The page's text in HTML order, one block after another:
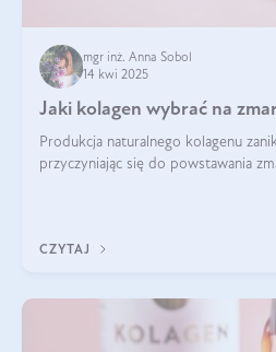
mgr inż. Anna Sobol
14 kwi 2025
Jaki kolagen wybrać na
Produkcja naturalnego kolagenu
przyczyniając się do powstawania
CZYTAJ